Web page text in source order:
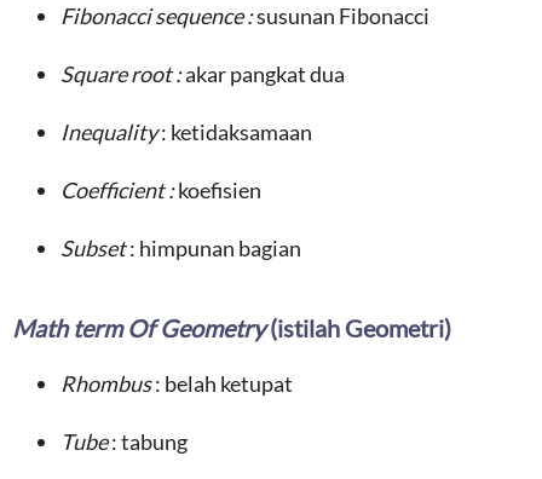
Fibonacci sequence :susunan Fibonacci
Square root :akar pangkat dua
Inequality: ketidaksamaan
Coefficient :koefisien
Subset: himpunan bagian
Math term Of Geometry(istilah Geometri)
Rhombus: belah ketupat
Tube: tabung